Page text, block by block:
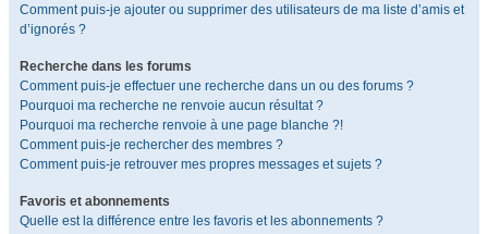
Comment puis-je ajouter ou supprimer des utilisateurs de ma liste d’amis et
d’ignorés ?
Recherche dans les forums
Comment puis-je effectuer une recherche dans un ou des forums ?
Pourquoi ma recherche ne renvoie aucun résultat ?
Pourquoi ma recherche renvoie à une page blanche ?!
Comment puis-je rechercher des membres ?
Comment puis-je retrouver mes propres messages et sujets ?
Favoris et abonnements
Quelle est la différence entre les favoris et les abonnements ?